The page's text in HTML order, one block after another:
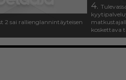
2 sai rallienglannintäyteisen
4.
koskettava